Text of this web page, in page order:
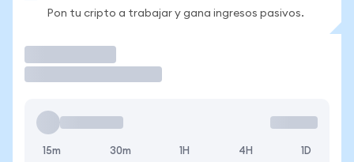
Pon tu cripto a trabajar y gana ingresos pasivos.
15m 30m 1H 4H 1D